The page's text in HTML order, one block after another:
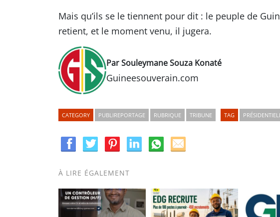
Mais qu’ils se le tiennent pour dit : le peuple de
retient, et le moment venu, il jugera.
Par Souleymane Souza Konaté
Guineesouverain.com
CATEGORY PUBLIREPORTAGE RUBRIQUE TRIBUNE TAG
À LIRE ÉGALEMENT